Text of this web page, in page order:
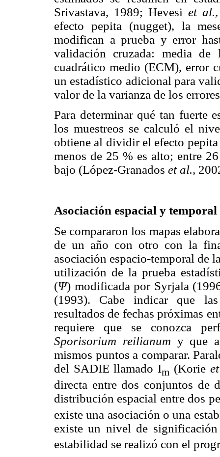
Srivastava, 1989; Hevesi et al.,
efecto pepita (nugget), la
modifican a prueba y error
validación cruzada: media
cuadrático medio (ECM), error
un estadístico adicional para
valor de la varianza de los
Para determinar qué tan fuerte
los muestreos se calculó el
obtiene al dividir el efecto
menos de 25 % es alto; entre
bajo (López-Granados et al.,
Asociación espacial y
Se compararon los mapas
de un año con otro con la
asociación espacio-temporal de
utilización de la prueba
(Ψ) modificada por Syrjala
(1993). Cabe indicar que las
resultados de fechas próximas
requiere que se conozca
Sporisorium reilianum y que
mismos puntos a comparar.
del SADIE llamado Im (Korie
directa entre dos conjuntos de
distribución espacial entre dos
existe una asociación o una
existe un nivel de
estabilidad se realizó con el